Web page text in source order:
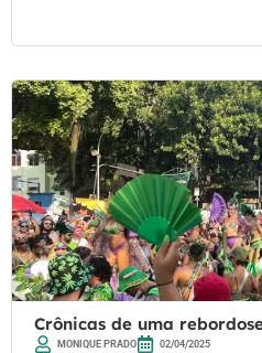
Crônicas de uma
MONIQUE PRADO 02/04/2025